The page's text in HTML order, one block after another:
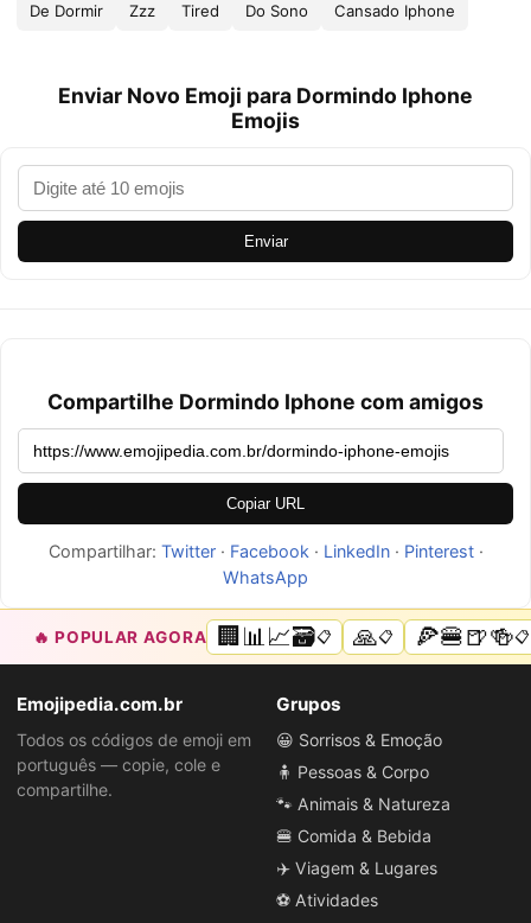
De Dormir Zzz Tired Do Sono Cansado Iphone
Enviar Novo Emoji para Dormindo Iphone
Emojis
Enviar
Compartilhe Dormindo Iphone com amigos
Copiar URL
Compartilhar: Twitter· Facebook · LinkedIn· Pinterest·
WhatsApp
🔥 POPULAR AGORA 🏢📊📈🗃️📋 🙏📋 🍕🍔🍺🍻📋
Emojipedia.com.br
Todos os códigos de emoji em
português — copie, cole e
compartilhe.
Grupos
😀 Sorrisos & Emoção
🧍 Pessoas & Corpo
🐾 Animais & Natureza
🍔 Comida & Bebida
✈️ Viagem & Lugares
⚽ Atividades